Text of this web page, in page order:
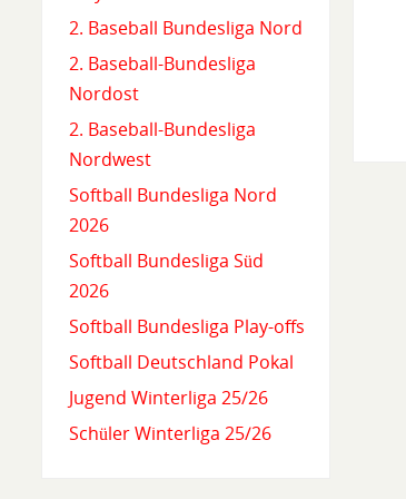
2. Baseball Bundesliga Nord
2. Baseball-Bundesliga
Nordost
2. Baseball-Bundesliga
Nordwest
Softball Bundesliga Nord
2026
Softball Bundesliga Süd
2026
Softball Bundesliga Play-offs
Softball Deutschland Pokal
Jugend Winterliga 25/26
Schüler Winterliga 25/26